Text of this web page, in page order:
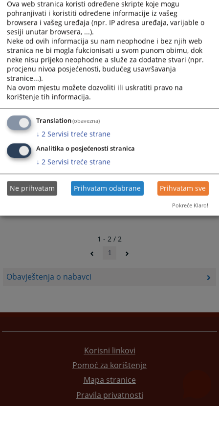
Obavještenja o nabavci
the
calendar
and
select
a
date.
Press
the
question
key
to
get
the
keyboard
for
changing
the
calendar
and
select
a
date.
Press
the
question
to
get
the
keyboard
for
changing
27.02.2026.
Javni poziv za nabavku poštanskih usluga za 2026/2027
godinu
1 - 2 / 2
1
Korisni linkovi
Pomoć za korištenje
Mapa stranice
Pravila privatnosti
Ova web stranica koristi određene skripte koje mogu
pohranjivati i koristiti određene informacije iz vašeg
browsera i vašeg uređaja (npr. IP adresa uređaja, varijable o
sesiji unutar browsera, ...).
Neke od ovih informacija su nam neophodne i bez njih web
stranica ne bi mogla fukcionisati u svom punom obimu, dok
neke nisu prijeko neophodne a služe za dodatne stvari (npr.
procjenu nivoa posjećenosti, budućeg usavršavanja
stranice...).
Na ovom mjestu možete dozvoliti ili uskratiti pravo na
korištenje tih informacija.
Translation(obavezna)
↓ 2 Servisi treće strane
Analitika o posjećenosti stranica
↓ 2 Servisi treće strane
Ne prihvatam Prihvatam odabrane Prihvatam sve
Pokreće Klaro!